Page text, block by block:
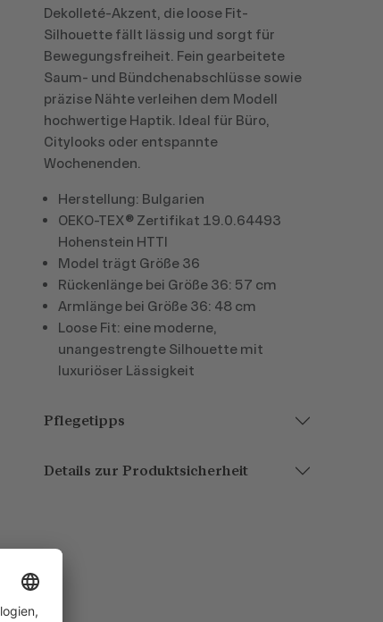
Dekolleté-Akzent, die loose Fit-
Silhouette fällt lässig und sorgt für
Bewegungsfreiheit. Fein gearbeitete
Saum- und Bündchenabschlüsse sowie
präzise Nähte verleihen dem Modell
hochwertige Haptik. Ideal für Büro,
Citylooks oder entspannte
Wochenenden.
Herstellung: Bulgarien
OEKO-TEX® Zertifikat 19.0.64493
Hohenstein HTTI
Model trägt Größe 36
Rückenlänge bei Größe 36: 57 cm
Armlänge bei Größe 36: 48 cm
Loose Fit: eine moderne,
unangestrengte Silhouette mit
luxuriöser Lässigkeit
Pflegetipps
Details zur Produktsicherheit